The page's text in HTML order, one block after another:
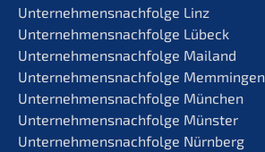
Unternehmens­nachfolge Linz
Unternehmens­nachfolge Lübeck
Unternehmens­nachfolge Mailand
Unternehmens­nachfolge Memmingen
Unternehmens­nachfolge München
Unternehmens­nachfolge Münster
Unternehmens­nachfolge Nürnberg